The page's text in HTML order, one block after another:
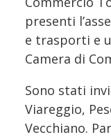
presenti
e trasporti e
Camera di
Sono stati
Viareggio,
Vecchiano.